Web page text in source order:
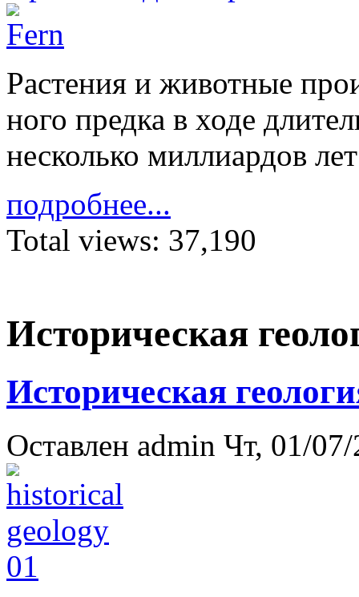
Расте­ния и жи­вотные
ного предка в ходе
не­сколько милли­ар­дов
подробнее...
Total views: 37,190
Историческая
Историческая
Оставлен admin Чт, 01/